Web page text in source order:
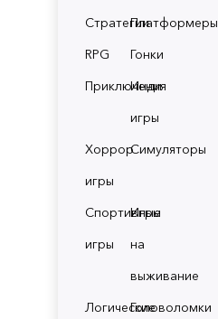
СтратегииПлатформеры
RPG
Гонки
Приключения
Инди
игры
Хоррор
игры
Симуляторы
Спортивные
игры
Игры
на
выживание
ЛогическиеГоловоломки